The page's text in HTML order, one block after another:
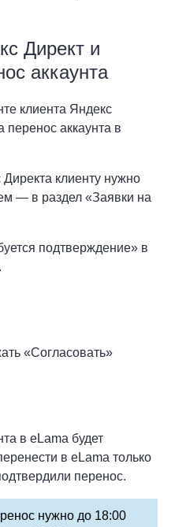
Директ и
аккаунта
клиента Яндекс
перенос аккаунта в
клиенту нужно
— в раздел «Заявки на
подтверждение» в
«Согласовать»
в eLama будет
в eLama только
перенос.
нужно до 18:00